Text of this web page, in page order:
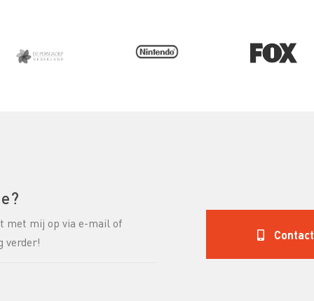
met mij op via e-mail of
verder!
Contact